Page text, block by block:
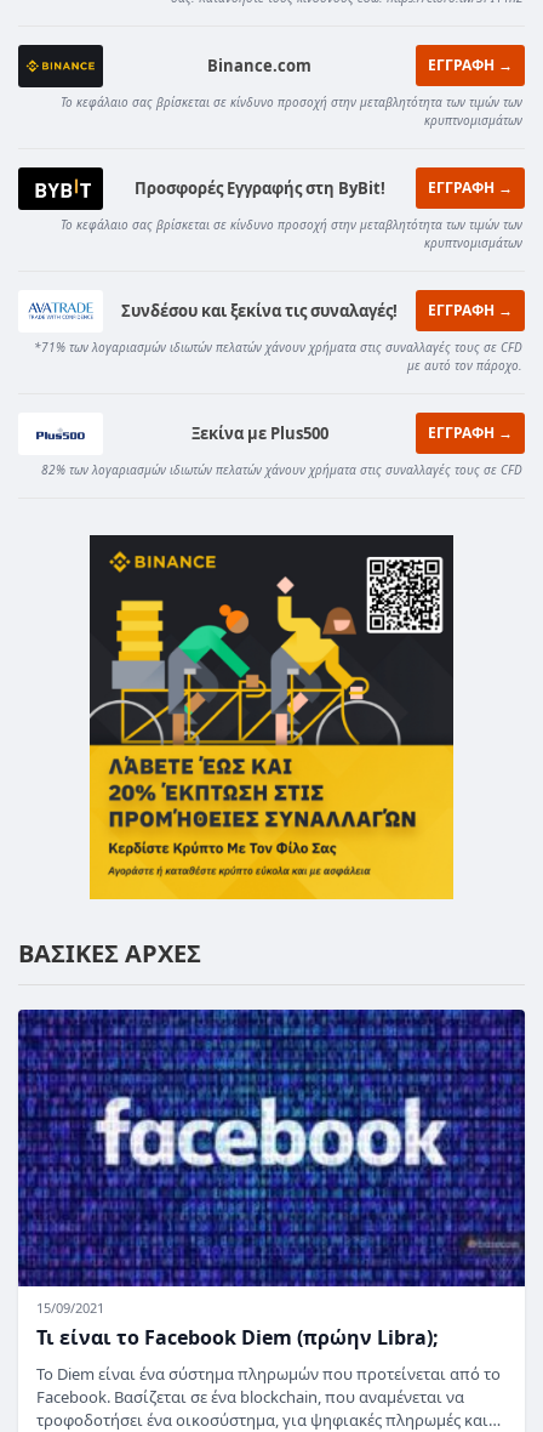
Binance.com ΕΓΓΡΑΦΗ →
Το κεφάλαιο σας βρίσκεται σε κίνδυνο προσοχή στην μεταβλητότητα των τιμών των
κρυπτνομισμάτων
Προσφορές Εγγραφής στη ByBit! ΕΓΓΡΑΦΗ →
Το κεφάλαιο σας βρίσκεται σε κίνδυνο προσοχή στην μεταβλητότητα των τιμών των
κρυπτνομισμάτων
Συνδέσου και ξεκίνα τις συναλαγές! ΕΓΓΡΑΦΗ →
*71% των λογαριασμών ιδιωτών πελατών χάνουν χρήματα στις συναλλαγές τους σε CFD
με αυτό τον πάροχο.
Ξεκίνα με Plus500 ΕΓΓΡΑΦΗ →
82% των λογαριασμών ιδιωτών πελατών χάνουν χρήματα στις συναλλαγές τους σε CFD
ΒΑΣΙΚΕΣ ΑΡΧΕΣ
15/09/2021
Τι είναι το Facebook Diem (πρώην Libra);
Το Diem είναι ένα σύστημα πληρωμών που προτείνεται από το
Facebook. Βασίζεται σε ένα blockchain, που αναμένεται να
τροφοδοτήσει ένα οικοσύστημα, για ψηφιακές πληρωμές και…